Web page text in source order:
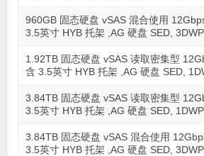
960GB 固态硬盘 vSAS 混合使用
3.5英寸 HYB 托架 ,AG 硬盘 SED,
1.92TB 固态硬盘 vSAS 读取密集型
含 3.5英寸 HYB 托架 ,AG 硬盘 SED,
3.84TB 固态硬盘 vSAS 读取密集型
3.5英寸 HYB 托架 ,AG 硬盘 SED,
3.84TB 固态硬盘 vSAS 混合使用
3.5英寸 HYB 托架 ,AG 硬盘 SED,